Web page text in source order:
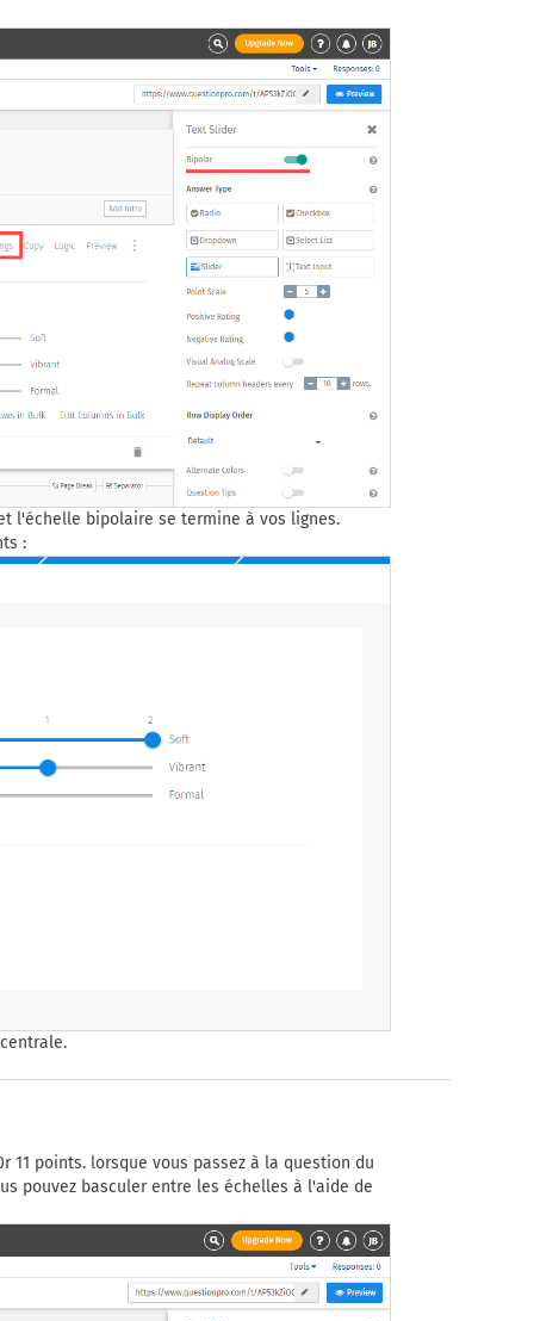
l'échelle bipolaire se termine à vos lignes.
:
11 points. lorsque vous passez à la question du
pouvez basculer entre les échelles à l'aide de